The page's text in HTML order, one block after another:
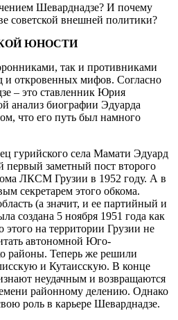
Шеварднадзе? И почему
советской внешней политики?
ЮНОСТИ
так и противниками
и откровенных мифов. Согласно
– это ставленник Юрия
анализ биографии Эдуарда
что его путь был намного
гурийского села Мамати Эдуард
первый заметный пост второго
ЛКСМ Грузии в 1952 году. А в
секретарем этого обкома.
(а значит, и ее партийный и
создана 5 ноября 1951 года как
этого на территории Грузии не
автономной Юго-
районы. Теперь же решили
и Кутаисскую. В конце
неудачным и возвращаются
районному делению. Однако
роль в карьере Шеварднадзе.